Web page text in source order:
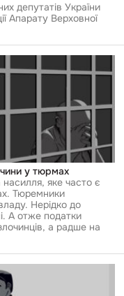
депутатів України
Апарату Верховної
у тюрмах
яке часто є
Тюремники
Нерідко до
А отже податки
а радше на